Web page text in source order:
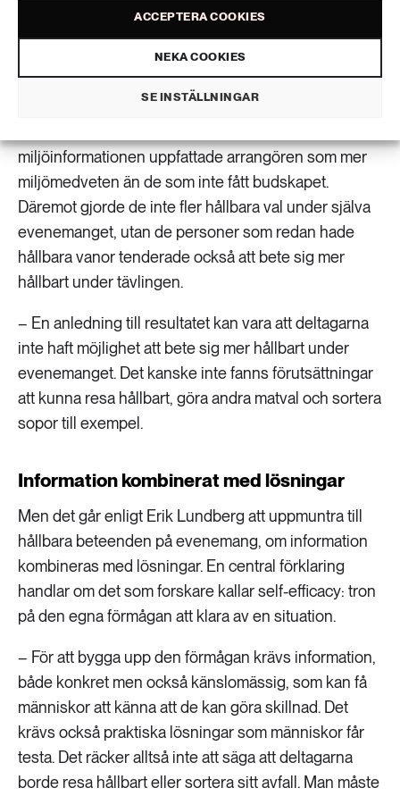
ACCEPTERA COOKIES
NEKA COOKIES
SE INSTÄLLNINGAR
gemenskap och social
hållbarhet.
Syftet var att undersöka om miljöbudskapet
påverkade deltagarnas beteenden under
miljöinformationen uppfattade arrangören som mer
miljömedveten än de som inte fått budskapet.
Däremot gjorde de inte fler hållbara val under själva
evenemanget, utan de personer som redan hade
hållbara vanor tenderade också att bete sig mer
hållbart under tävlingen.
– En anledning till resultatet kan vara att deltagarna
inte haft möjlighet att bete sig mer hållbart under
evenemanget. Det kanske inte fanns förutsättningar
att kunna resa hållbart, göra andra matval och sortera
sopor till exempel.
Information kombinerat med lösningar
Men det går enligt Erik Lundberg att uppmuntra till
hållbara beteenden på evenemang, om information
kombineras med lösningar. En central förklaring
handlar om det som forskare kallar self-efficacy: tron
på den egna förmågan att klara av en situation.
– För att bygga upp den förmågan krävs information,
både konkret men också känslomässig, som kan få
människor att känna att de kan göra skillnad. Det
krävs också praktiska lösningar som människor får
testa. Det räcker alltså inte att säga att deltagarna
borde resa hållbart eller sortera sitt avfall. Man måste